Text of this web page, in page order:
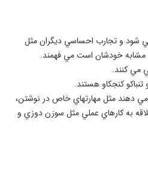
شود و تجارب احساسي ديگران مثل
مشابه خودشان است مي فهمند.
مي كنند.
كنجكاو هستند.
دهند مثل مهارتهاي خاص در نوشتن،
به كارهاي عملي مثل سوزن دوزي و